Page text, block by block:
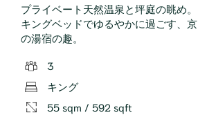
プライベート天然温泉と坪庭の眺め。
キングベッドでゆるやかに過ごす、京
の湯宿の趣。
3
キング
55 sqm / 592 sqft